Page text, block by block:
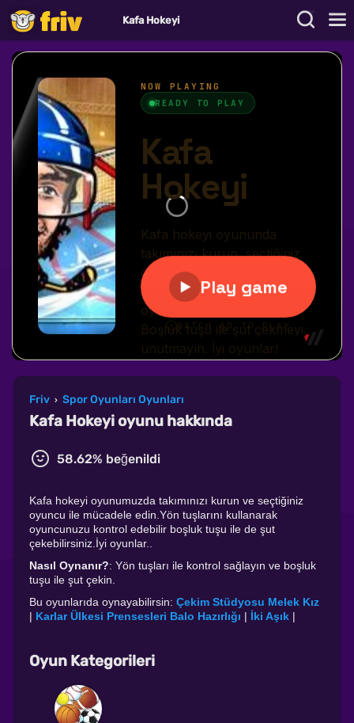
Kafa Hokeyi
Friv › Spor Oyunları Oyunları
Kafa Hokeyi oyunu hakkında
58.62% beğenildi
Kafa hokeyi oyunumuzda takımınızı kurun ve seçtiğiniz
oyuncu ile mücadele edin.Yön tuşlarını kullanarak
oyuncunuzu kontrol edebilir boşluk tuşu ile de şut
çekebilirsiniz.İyi oyunlar..
Nasıl Oynanır?: Yön tuşları ile kontrol sağlayın ve boşluk
tuşu ile şut çekin.
Bu oyunlarıda oynayabilirsin: Çekim Stüdyosu Melek Kız
| Karlar Ülkesi Prensesleri Balo Hazırlığı | İki Aşık |
Oyun Kategorileri